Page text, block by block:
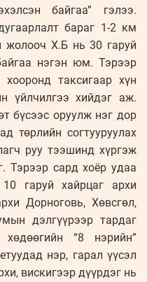
байгаа” гэлээ.
бараг 1-2 км
жолооч Х.Б нь 30 гаруй
нэгэн юм. Тэрээр
таксигаар хүн
үйлчилгээ хийдэг аж.
бүсээс оруулж нэг дор
төрлийн согтууруулах
руу тээшинд хүргэж
Тэрээр сард хоёр удаа
гаруй хайрцаг архи
Дорноговь, Хөвсгөл,
дэлгүүрээр тардаг
“8 нэрийн”
нэр, гарал үүсэл
вискигээр дүүрдэг нь